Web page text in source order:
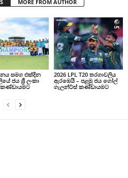
MORE FROM AUTHOR
සමග එක්දින
ජය ශ්‍රී ලංකා
කණ්ඩායමට
2026 LPL T20 තරගාවලිය
ඇරඹෙයි – පළමු ජය ගෝල්
ගැලන්ට්ස් කණ්ඩායමට